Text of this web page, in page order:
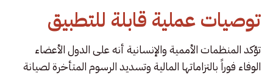
توصيات عملية قابلة للتطبيق
تؤكد المنظمات الأممية والإنسانية أنه على الدول الأعضاء
الوفاء فوراً بالتزاماتها المالية وتسديد الرسوم المتأخرة لصيانة